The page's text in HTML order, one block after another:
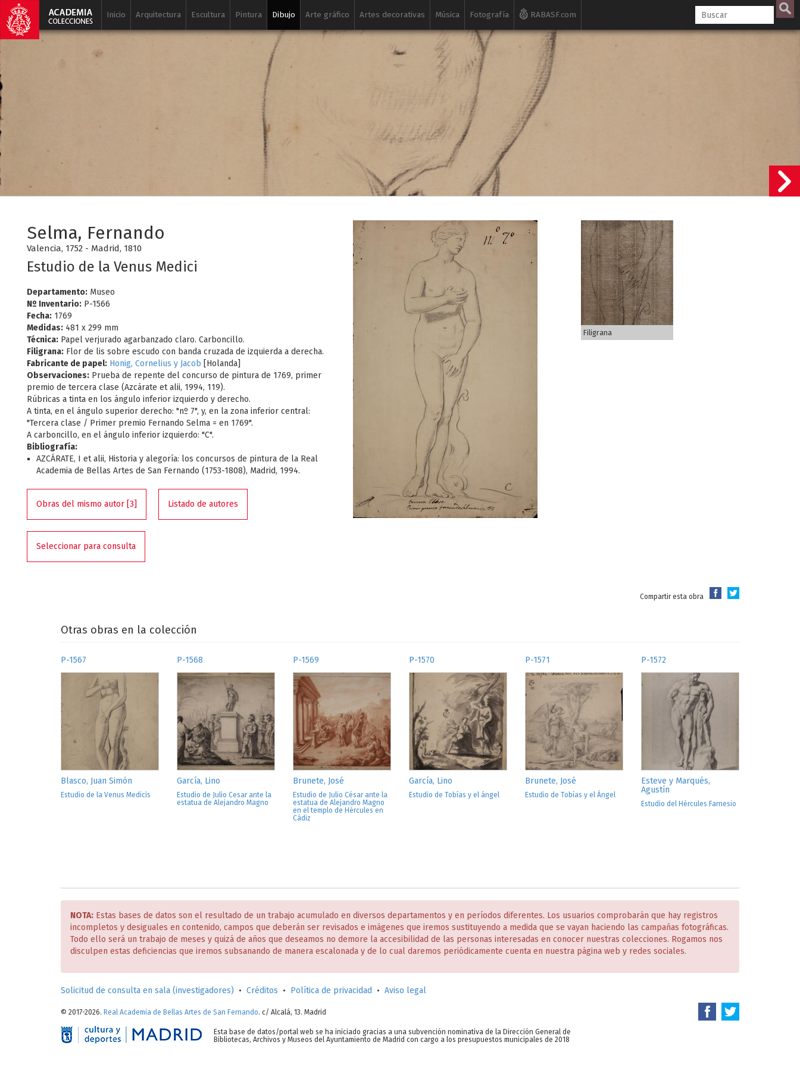
Inicio Arquitectura Escultura Pintura Dibujo Arte gráfico Artes decorativas Música Fotografía RABASF.com
Selma, Fernando
Valencia, 1752 - Madrid, 1810
Estudio de la Venus Medici
Departamento: Museo
Nº Inventario: P-1566
Fecha: 1769
Medidas: 481 x 299 mm
Técnica: Papel verjurado agarbanzado claro. Carboncillo.
Filigrana: Flor de lis sobre escudo con banda cruzada de izquierda a derecha.
Fabricante de papel: Honig, Cornelius y Jacob [Holanda]
Observaciones: Prueba de repente del concurso de pintura de 1769, primer
premio de tercera clase (Azcárate et alii, 1994, 119).
Rúbricas a tinta en los ángulo inferior izquierdo y derecho.
A tinta, en el ángulo superior derecho: "nº 7", y, en la zona inferior central:
"Tercera clase / Primer premio Fernando Selma = en 1769".
A carboncillo, en el ángulo inferior izquierdo: "C".
Bibliografía:
AZCÁRATE, I et alii, Historia y alegoría: los concursos de pintura de la Real
Academia de Bellas Artes de San Fernando (1753-1808), Madrid, 1994.
Obras del mismo autor [3] Listado de autores
Seleccionar para consulta
Filigrana
Compartir esta obra
Otras obras en la colección
P-1567
Blasco, Juan Simón
Estudio de la Venus Medicis
P-1568
García, Lino
Estudio de Julio Cesar ante la
estatua de Alejandro Magno
P-1569
Brunete, José
Estudio de Julio César ante la
estatua de Alejandro Magno
en el templo de Hércules en
Cádiz
P-1570
García, Lino
Estudio de Tobías y el ángel
P-1571
Brunete, José
Estudio de Tobías y el Ángel
P-1572
Esteve y Marqués,
Agustín
Estudio del Hércules Farnesio
NOTA: Estas bases de datos son el resultado de un trabajo acumulado en diversos departamentos y en períodos diferentes. Los usuarios comprobarán que hay registros
incompletos y desiguales en contenido, campos que deberán ser revisados e imágenes que iremos sustituyendo a medida que se vayan haciendo las campañas fotográficas.
Todo ello será un trabajo de meses y quizá de años que deseamos no demore la accesibilidad de las personas interesadas en conocer nuestras colecciones. Rogamos nos
disculpen estas deficiencias que iremos subsanando de manera escalonada y de lo cual daremos periódicamente cuenta en nuestra página web y redes sociales.
Solicitud de consulta en sala (investigadores) • Créditos • Política de privacidad • Aviso legal
© 2017-2026. Real Academia de Bellas Artes de San Fernando. c/ Alcalá, 13. Madrid
Esta base de datos/portal web se ha iniciado gracias a una subvención nominativa de la Dirección General de
Bibliotecas, Archivos y Museos del Ayuntamiento de Madrid con cargo a los presupuestos municipales de 2018